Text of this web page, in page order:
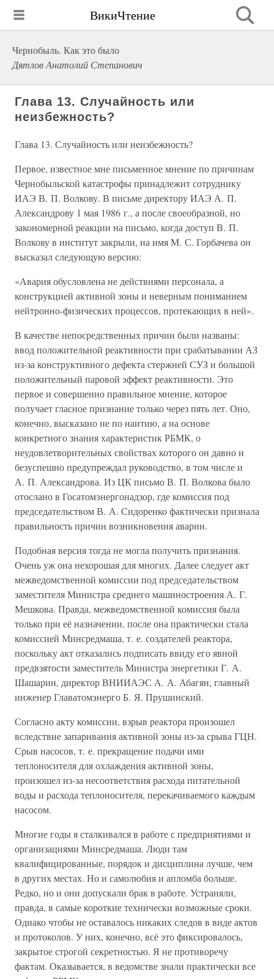
ВикиЧтение
Чернобыль. Как это было
Дятлов Анатолий Степанович
Глава 13. Случайность или
неизбежность?
Глава 13. Случайность или неизбежность?
Первое, известное мне письменное мнение по причинам
Чернобыльской катастрофы принадлежит сотруднику
ИАЭ В. П. Волкову. В письме директору ИАЭ А. П.
Александрову 1 мая 1986 г., а после своеобразной, но
закономерной реакции на письмо, когда доступ В. П.
Волкову в институт закрыли, на имя М. С. Горбачева он
высказал следующую версию:
«Авария обусловлена не действиями персонала, а
конструкцией активной зоны и неверным пониманием
нейтронно-физических процессов, протекающих в ней».
В качестве непосредственных причин были названы:
ввод положительной реактивности при срабатывании АЗ
из-за конструктивного дефекта стержней СУЗ и большой
положительный паровой эффект реактивности. Это
первое и совершенно правильное мнение, которое
получает гласное признание только через пять лет. Оно,
конечно, высказано не по наитию, а на основе
конкретного знания характеристик РБМК, о
неудовлетворительных свойствах которого он давно и
безуспешно предупреждал руководство, в том числе и
А. П. Александрова. Из ЦК письмо В. П. Волкова было
отослано в Госатомэнергонадзор, где комиссия под
председательством В. А. Сидоренко фактически признала
правильность причин возникновения аварии.
Подобная версия тогда не могла получить признания.
Очень уж она нехорошая для многих. Далее следует акт
межведомственной комиссии под председательством
заместителя Министра среднего машиностроения А. Г.
Мешкова. Правда, межведомственной комиссия была
только при её назначении, после она практически стала
комиссией Минсредмаша, т. е. создателей реактора,
поскольку акт отказались подписать ввиду его явной
предвзятости заместитель Министра энергетики Г. А.
Шашарин, директор ВНИИАЭС А. А. Абагян, главный
инженер Главатомэнерго Б. Я. Прушинский.
Согласно акту комиссии, взрыв реактора произошел
вследствие запаривания активной зоны из-за срыва ГЦН.
Срыв насосов, т. е. прекращение подачи ими
теплоносителя для охлаждения активной зоны,
произошел из-за несоответствия расхода питательной
воды и расхода теплоносителя, перекачиваемого каждым
насосом.
Многие годы я сталкивался в работе с предприятиями и
организациями Минсредмаша. Люди там
квалифицированные, порядок и дисциплина лучше, чем
в других местах. Но и самолюбия и апломба больше.
Редко, но и они допускали брак в работе. Устраняли,
правда, в самые короткие технически возможные сроки.
Однако чтобы не оставалось никаких следов в виде актов
и протоколов. У них, конечно, всё это фиксировалось,
закрытое строгой секретностью. Я не противоречу
фактам. Оказывается, в ведомстве знали практически все